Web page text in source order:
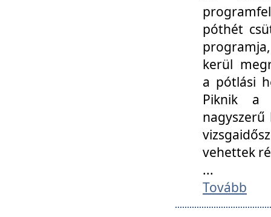
póthét
kerül
a pótlási
Piknik a
vehettek
...
Tovább